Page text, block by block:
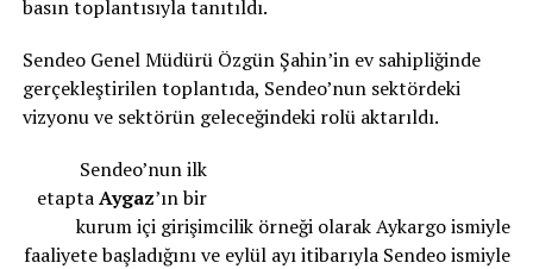
basın toplantısıyla tanıtıldı.
Sendeo Genel Müdürü Özgün Şahin’in ev sahipliğinde
gerçekleştirilen toplantıda, Sendeo’nun sektördeki
vizyonu ve sektörün geleceğindeki rolü aktarıldı.
Sendeo’nun ilk
etaptaAygaz’ın bir
kurum içi girişimcilik örneği olarak Aykargo ismiyle
faaliyete başladığını ve eylül ayı itibarıyla Sendeo ismiyle